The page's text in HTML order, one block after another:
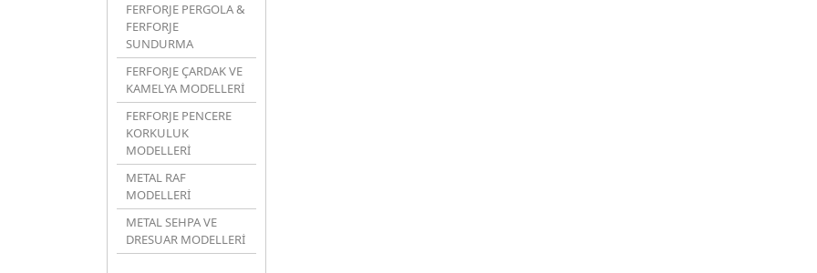
FERFORJE PERGOLA &
FERFORJE
SUNDURMA
FERFORJE ÇARDAK VE
KAMELYA MODELLERİ
FERFORJE PENCERE
KORKULUK
MODELLERİ
METAL RAF
MODELLERİ
METAL SEHPA VE
DRESUAR MODELLERİ